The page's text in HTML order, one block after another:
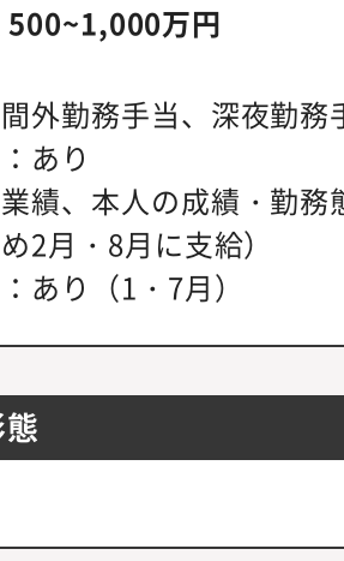
500~1,000万円
外勤務手当、深夜勤務
あり
業績、本人の成績・勤
2月・8月に支給）
あり（1・7月）